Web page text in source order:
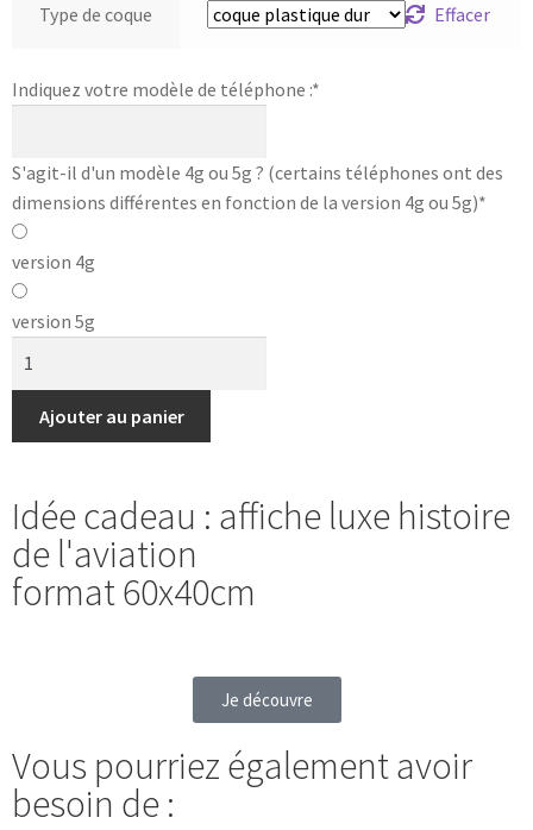
Type de coque Effacer
Indiquez votre modèle de téléphone :*
S'agit-il d'un modèle 4g ou 5g ? (certains téléphones ont des
dimensions différentes en fonction de la version 4g ou 5g)*
version 4g
version 5g
Ajouter au panier
Idée cadeau : affiche luxe histoire
de l'aviation
format 60x40cm
Je découvre
Vous pourriez également avoir
besoin de :